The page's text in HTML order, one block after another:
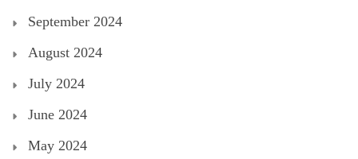
September 2024
August 2024
July 2024
June 2024
May 2024